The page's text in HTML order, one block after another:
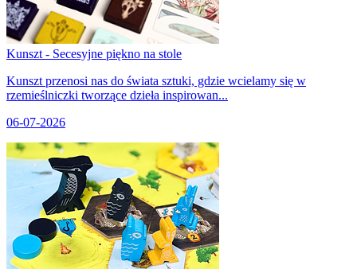
Kunszt - Secesyjne piękno na stole
Kunszt przenosi nas do świata sztuki, gdzie wcielamy się w
rzemieślniczki tworzące dzieła inspirowan...
06-07-2026